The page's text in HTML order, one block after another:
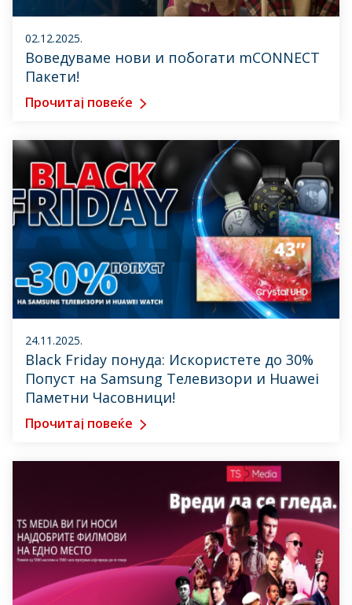
02.12.2025.
Воведуваме нови и побогати mCONNECT
Пакети!
Прочитај повеќе
24.11.2025.
Black Friday понуда: Искористете до 30%
Попуст на Samsung Телевизори и Huawei
Паметни Часовници!
Прочитај повеќе